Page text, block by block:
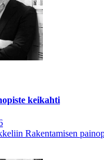
keikahti
Rakentamisen